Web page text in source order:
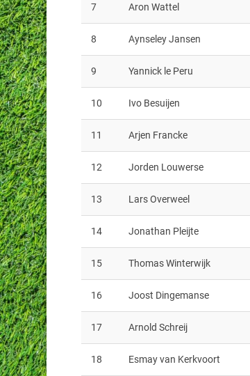
7 Aron Wattel
8 Aynseley Jansen
9 Yannick le Peru
10 Ivo Besuijen
11 Arjen Francke
12 Jorden Louwerse
13 Lars Overweel
14 Jonathan Pleijte
15 Thomas Winterwijk
16 Joost Dingemanse
17 Arnold Schreij
18 Esmay van Kerkvoort